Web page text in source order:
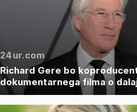
24ur.com
Richard Gere bo
dokumentarnega filma o